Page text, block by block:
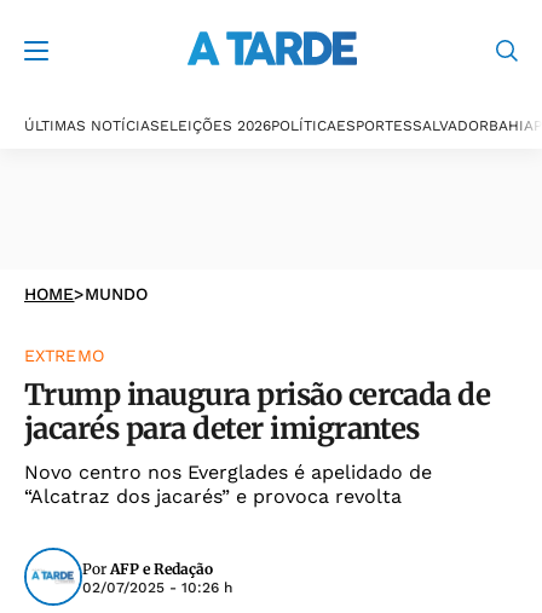
ÚLTIMAS NOTÍCIASELEIÇÕES 2026POLÍTICAESPORTESSALVADORBAHIA
HOME>MUNDO
EXTREMO
Trump inaugura prisão cercada de
jacarés para deter imigrantes
Novo centro nos Everglades é apelidado de
“Alcatraz dos jacarés” e provoca revolta
PorAFP e Redação
02/07/2025 - 10:26 h